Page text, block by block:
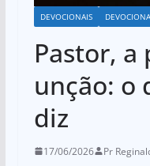
DEVOCIONAIS
Pastor, a
unção: o
diz
17/06/2026 Pr